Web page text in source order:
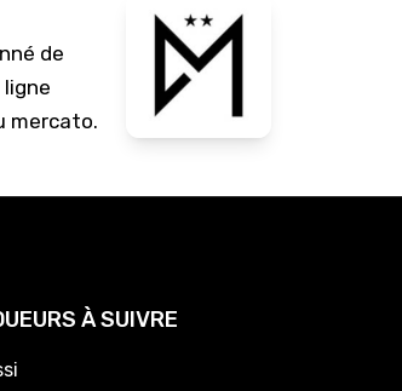
de
mercato.
À SUIVRE